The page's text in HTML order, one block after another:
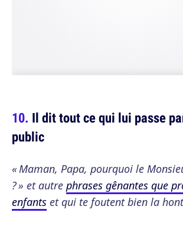
Il dit tout ce qui lui passe
public
« Maman, Papa, pourquoi le
? » et autre phrases gênantes que
enfants et qui te foutent bien la